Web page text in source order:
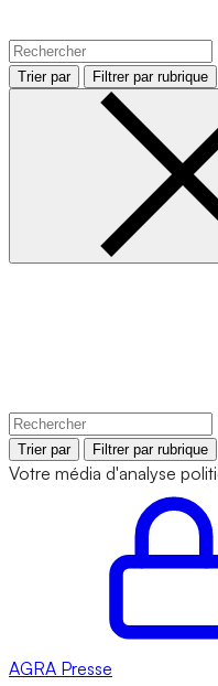
Trier par Filtrer par rubrique
Trier par Filtrer par rubrique
Votre média d'analyse
AGRA Presse